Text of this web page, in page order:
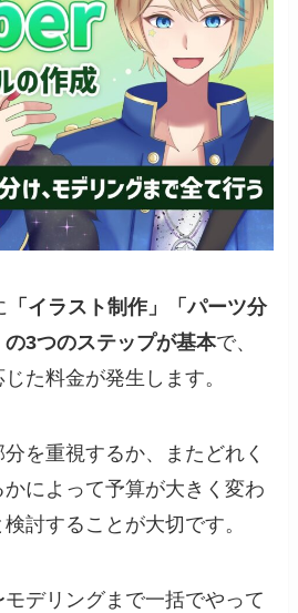
「イラスト制作」「パーツ分
3つのステップが基本で、
た料金が発生します。
を重視するか、またどれく
によって予算が大きく変わ
討することが大切です。
デリングまで一括でやって